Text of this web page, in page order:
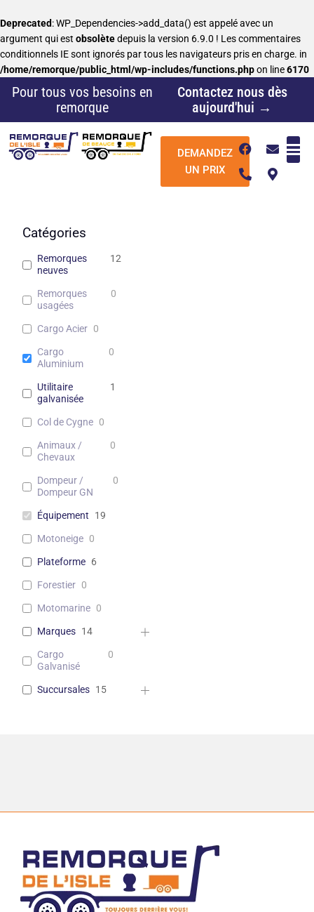
Deprecated: WP_Dependencies->add_data() est appelé avec un
argument qui est obsolètedepuis la version 6.9.0 ! Les commentaires
conditionnels IE sont ignorés par tous les navigateurs pris en charge. in
/home/remorque/public_html/wp-includes/functions.phpon line6170
au
contenu
Pour tous vos besoins en
remorque
Contactez nous dès
aujourd'hui →
DEMANDEZ
UN PRIX
F
a
e
E
n
v
e
P
h
n
M
a
p
-
Catégories
Remorques
neuves
12
Remorques
usagées
0
Cargo Acier 0
Cargo
Aluminium
0
Utilitaire
galvanisée
1
Col de Cygne 0
Animaux /
Chevaux
0
Dompeur /
Dompeur GN
0
Équipement 19
Motoneige 0
Plateforme 6
Forestier 0
Motomarine 0
Marques 14
Cargo
Galvanisé
0
Succursales 15